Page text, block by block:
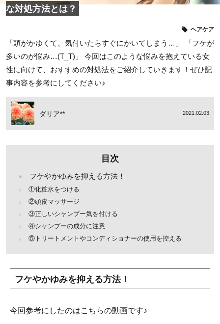
な対処方法とは？
ヘアケア
「頭がかゆくて、気付いたらすぐにかいてしまう…」 「フケが
多いのが悩み…(T_T)」 今回はこのような悩みを抱えている女
性に向けて、おすすめの対処法をご紹介していきます！ぜひ記
事内容を参考にしてください♪
ダリア** 2021.02.03
目次
フケやかゆみを抑える方法！
①化粧水をつける
②頭皮マッサージ
③正しいシャンプー気を付ける
④シャンプーの成分に注意
⑤トリートメントやコンディショナーの使用を控える
フケやかゆみを抑える方法！
今回参考にしたのはこちらの動画です♪